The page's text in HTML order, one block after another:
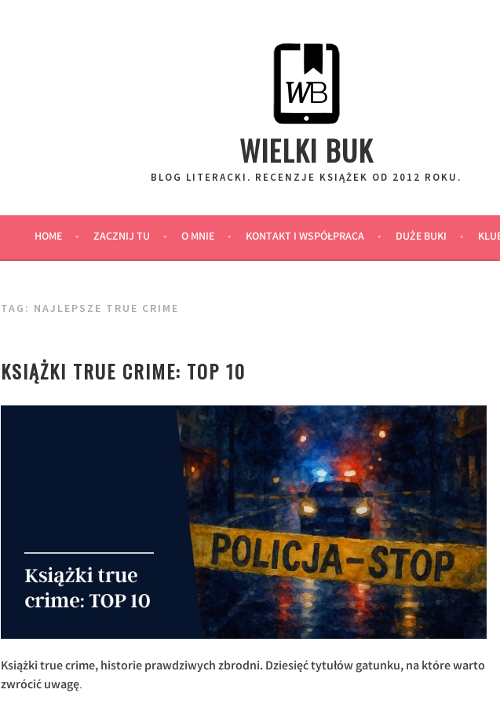
WIELKI BUK
BLOG LITERACKI. RECENZJE KSIĄŻEK OD 2012 ROKU.
HOME ZACZNIJ TU O MNIE KONTAKT I WSPÓŁPRACA DUŻE BUKI
TAG: NAJLEPSZE TRUE CRIME
KSIĄŻKI TRUE CRIME: TOP 10
Książki true crime, historie prawdziwych zbrodni. Dziesięć tytułów gatunku, na które warto
zwrócić uwagę.